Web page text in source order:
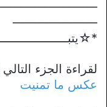
———————
لقراءة الجزء
عكس ما تمنيت